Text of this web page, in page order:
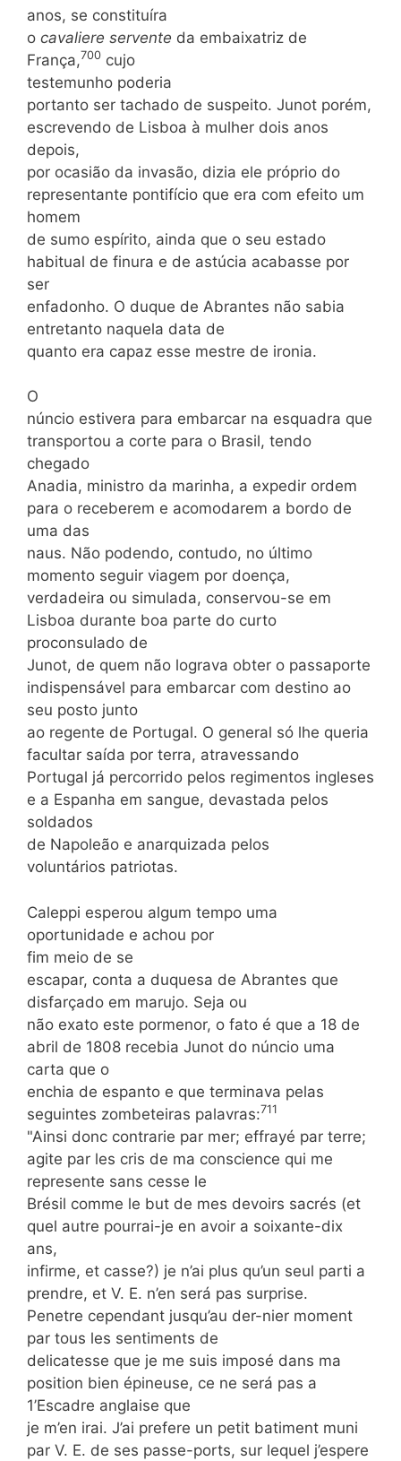
anos, se constituíra
o cavaliere servente da embaixatriz de
França,700 cujo
testemunho poderia
portanto ser tachado de suspeito. Junot porém,
escrevendo de Lisboa à mulher dois anos
depois,
por ocasião da invasão, dizia ele próprio do
representante pontifício que era com efeito um
homem
de sumo espírito, ainda que o seu estado
habitual de finura e de astúcia acabasse por
ser
enfadonho. O duque de Abrantes não sabia
entretanto naquela data de
quanto era capaz esse mestre de ironia.
O
núncio estivera para embarcar na esquadra que
transportou a corte para o Brasil, tendo
chegado
Anadia, ministro da marinha, a expedir ordem
para o receberem e acomodarem a bordo de
uma das
naus. Não podendo, contudo, no último
momento seguir viagem por doença,
verdadeira ou simulada, conservou-se em
Lisboa durante boa parte do curto
proconsulado de
Junot, de quem não lograva obter o passaporte
indispensável para embarcar com destino ao
seu posto junto
ao regente de Portugal. O general só lhe queria
facultar saída por terra, atravessando
Portugal já percorrido pelos regimentos ingleses
e a Espanha em sangue, devastada pelos
soldados
de Napoleão e anarquizada pelos
voluntários patriotas.
Caleppi esperou algum tempo uma
oportunidade e achou por
fim meio de se
escapar, conta a duquesa de Abrantes que
disfarçado em marujo. Seja ou
não exato este pormenor, o fato é que a 18 de
abril de 1808 recebia Junot do núncio uma
carta que o
enchia de espanto e que terminava pelas
seguintes zombeteiras palavras:711
"Ainsi donc contrarie par mer; effrayé par terre;
agite par les cris de ma conscience qui me
represente sans cesse le
Brésil comme le but de mes devoirs sacrés (et
quel autre pourrai-je en avoir a soixante-dix
ans,
infirme, et casse?) je n’ai plus qu’un seul parti a
prendre, et V. E. n’en será pas surprise.
Penetre cependant jusqu’au der-nier moment
par tous les sentiments de
delicatesse que je me suis imposé dans ma
position bien épineuse, ce ne será pas a
1’Escadre anglaise que
je m’en irai. J’ai prefere un petit batiment muni
par V. E. de ses passe-ports, sur lequel j’espere